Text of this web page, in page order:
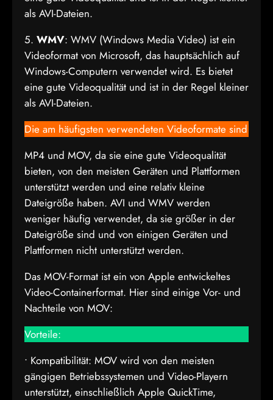
als AVI-Dateien.
5. WMV: WMV (Windows Media Video) ist ein
Videoformat von Microsoft, das hauptsächlich auf
Windows-Computern verwendet wird. Es bietet
eine gute Videoqualität und ist in der Regel kleiner
als AVI-Dateien.
Die am häufigsten verwendeten Videoformate sind
MP4 und MOV, da sie eine gute Videoqualität
bieten, von den meisten Geräten und Plattformen
unterstützt werden und eine relativ kleine
Dateigröße haben. AVI und WMV werden
weniger häufig verwendet, da sie größer in der
Dateigröße sind und von einigen Geräten und
Plattformen nicht unterstützt werden.
Das MOV-Format ist ein von Apple entwickeltes
Video-Containerformat. Hier sind einige Vor- und
Nachteile von MOV:
Vorteile:
• Kompatibilität: MOV wird von den meisten
gängigen Betriebssystemen und Video-Playern
unterstützt, einschließlich Apple QuickTime,